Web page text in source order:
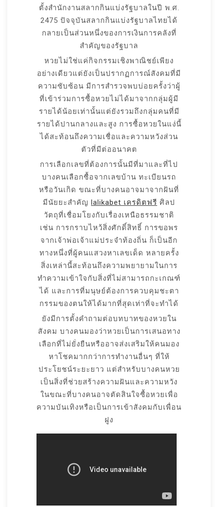
ตั้งสำนักงานสลากกินแบ่งรัฐบาลในปี พ.ศ.
2475 ปัจจุบันสลากกินแบ่งรัฐบาลไทยได้
กลายเป็นส่วนหนึ่งของการเงินการคลังที่
สำคัญของรัฐบาล
หวยไม่ใช่แค่กิจกรรมเชิงพาณิชย์เพียง
อย่างเดียวแต่ยังเป็นปรากฏการณ์สังคมที่มี
ความซับซ้อน มีการสำรวจพบบ่อยครั้งว่าผู้
ที่เข้าร่วมการซื้อหวยไม่ได้มาจากกลุ่มผู้มี
รายได้น้อยเท่านั้นแต่ยังรวมถึงกลุ่มคนที่มี
รายได้ปานกลางและสูง การซื้อหวยในแง่นี้
ได้สะท้อนถึงความเชื่อและความหวังส่วน
ตัวที่มีต่ออนาคต
การเลือกเลขที่ต้องการนั้นมีที่มาและที่ไป
บางคนเลือกซื้อจากเลขบ้าน ทะเบียนรถ
หรือวันเกิด ขณะที่บางคนอาจมาจากฝันที่
มีนัยยะสำคัญ lalikabet เครดิตฟรี ศิลป
วัตถุที่เชื่อมโยงกับเรื่องเหนือธรรมชาติ
เช่น การกราบไหว้สิ่งศักดิ์สิทธิ์ การขอพร
จากเจ้าพ่อเจ้าแม่ประจำท้องถิ่น ก็เป็นอีก
ทางหนึ่งที่ผู้คนแสวงหาเลขเด็ด หลายครั้ง
สิ่งเหล่านี้สะท้อนถึงความพยายามในการ
ทำความเข้าใจกับสิ่งที่ไม่สามารถกะเกณฑ์
ได้ และการที่มนุษย์ต้องการควบคุมชะตา
กรรมของตนให้ได้มากที่สุดเท่าที่จะทำได้
ยังมีการตั้งคำถามต่อบทบาทของหวยใน
สังคม บางคนมองว่าหวยเป็นการเสนอทาง
เลือกที่ไม่ยั่งยืนหรืออาจส่งเสริมให้คนมอง
หาโชคมากกว่าการทำงานอื่นๆ ที่ให้
ประโยชน์ระยะยาว แต่สำหรับบางคนหวย
เป็นสิ่งที่ช่วยสร้างความฝันและความหวัง
ในขณะที่บางคนอาจตัดสินใจซื้อหวยเพื่อ
ความบันเทิงหรือเป็นการเข้าสังคมกับเพื่อน
ฝูง